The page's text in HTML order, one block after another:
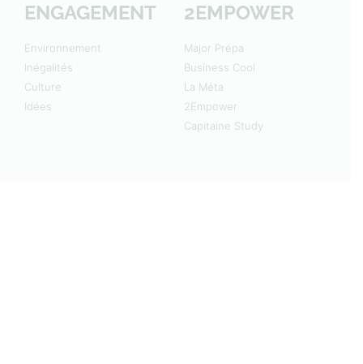
ENGAGEMENT
Environnement
Inégalités
Culture
Idées
2EMPOWER
Major Prépa
Business Cool
La Méta
2Empower
Capitaine Study